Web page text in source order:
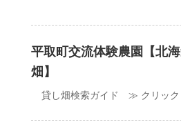
平取町交流体験農園【北
畑】
貸し畑検索ガイド ≫ クリック